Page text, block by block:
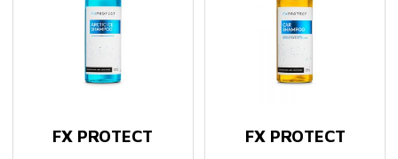
FX PROTECT FX PROTECT